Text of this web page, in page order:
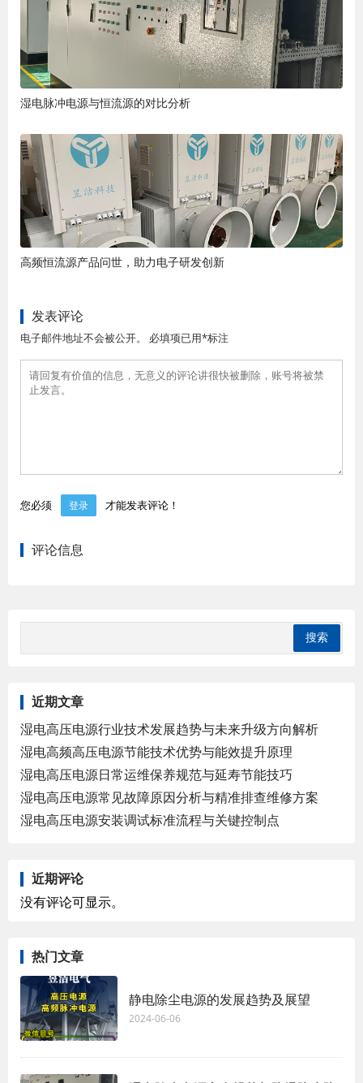
湿电脉冲电源与恒流源的对比分析
高频恒流源产品问世，助力电子研发创新
发表评论
电子邮件地址不会被公开。 必填项已用*标注
您必须 登录 才能发表评论！
评论信息
近期文章
湿电高压电源行业技术发展趋势与未来升级方向解析
湿电高频高压电源节能技术优势与能效提升原理
湿电高压电源日常运维保养规范与延寿节能技巧
湿电高压电源常见故障原因分析与精准排查维修方案
湿电高压电源安装调试标准流程与关键控制点
近期评论
没有评论可显示。
热门文章
静电除尘电源的发展趋势及展望
2024-06-06